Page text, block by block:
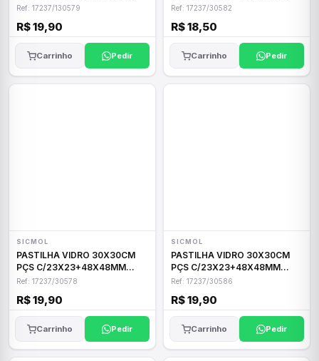
GRIGIO
Ref: 17237/130579
R$ 19,90
Carrinho Pedir
LILAC
Ref: 17237/30582
R$ 18,50
Carrinho Pedir
SICMOL
PASTILHA VIDRO 30X30CM
PÇS C/23X23+48X48MM
OLIVA
Ref: 17237/30578
R$ 19,90
Carrinho Pedir
SICMOL
PASTILHA VIDRO 30X30CM
PÇS C/23X23+48X48MM
PRETO
Ref: 17237/30586
R$ 19,90
Carrinho Pedir